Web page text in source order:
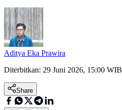
Aditya Eka Prawira
Diterbitkan: 29 Juni 2026, 15:00 WIB
Share